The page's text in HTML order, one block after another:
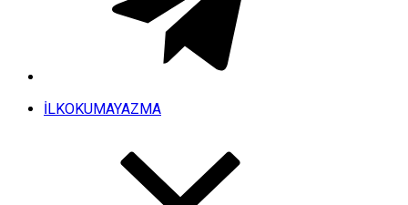
İLKOKUMAYAZMA